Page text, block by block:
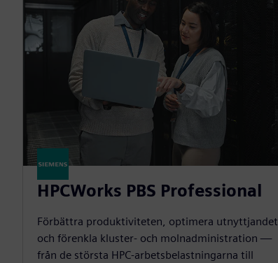
HPCWorks PBS Professional
Förbättra produktiviteten, optimera utnyttjandet
och förenkla kluster- och molnadministration —
från de största HPC-arbetsbelastningarna till